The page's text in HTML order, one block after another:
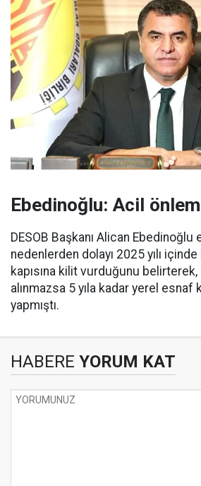
Ebedinoğlu: Acil
DESOB Başkanı Alican Ebedinoğlu
nedenlerden dolayı 2025 yılı
kapısına kilit vurduğunu belirterek,
alınmazsa 5 yıla kadar yerel esnaf
yapmıştı.
HABERE YORUM KAT